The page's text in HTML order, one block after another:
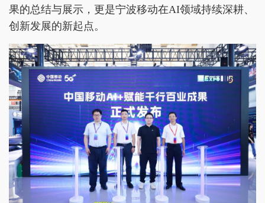
果的总结与展示，更是宁波移动在AI领域持续深耕、
创新发展的新起点。